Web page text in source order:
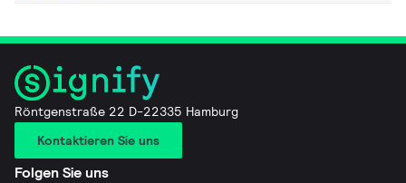
Röntgenstraße 22 D-22335 Hamburg
Kontaktieren Sie uns
Folgen Sie uns